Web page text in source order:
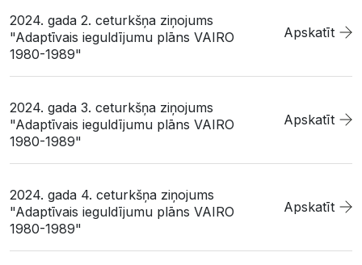
2024. gada 2. ceturkšņa ziņojums
"Adaptīvais ieguldījumu plāns VAIRO
1980-1989"
Apskatīt
2024. gada 3. ceturkšņa ziņojums
"Adaptīvais ieguldījumu plāns VAIRO
1980-1989"
Apskatīt
2024. gada 4. ceturkšņa ziņojums
"Adaptīvais ieguldījumu plāns VAIRO
1980-1989"
Apskatīt